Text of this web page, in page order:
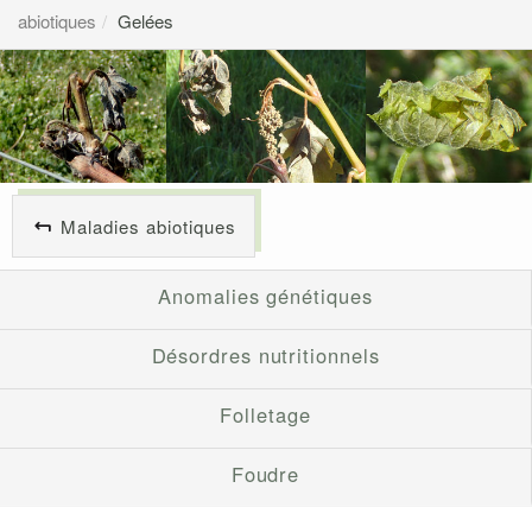
abiotiques
Gelées
Maladies abiotiques
Anomalies génétiques
Désordres nutritionnels
Folletage
Foudre